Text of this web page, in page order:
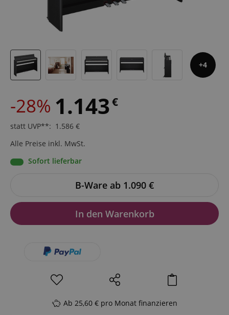
4
-28% 1.143€
statt UVP**: 1.586 €
Alle Preise inkl. MwSt.
Sofort lieferbar
B-Ware ab 1.090 €
In den Warenkorb
Ab 25,60 € pro Monat finanzieren